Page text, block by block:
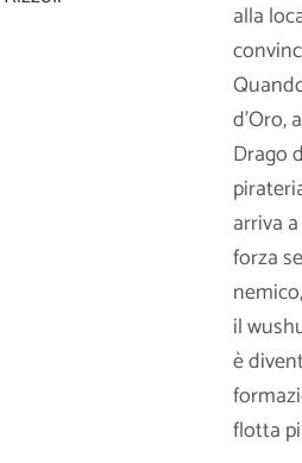
alla
d’Oro,
Drago
arriva
forza
il
è
flotta